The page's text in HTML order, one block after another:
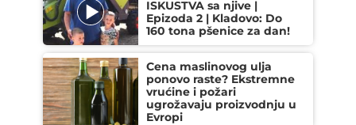
ISKUSTVA sa njive |
Epizoda 2 | Kladovo: Do
160 tona pšenice za dan!
Cena maslinovog ulja
ponovo raste? Ekstremne
vrućine i požari
ugrožavaju proizvodnju u
Evropi